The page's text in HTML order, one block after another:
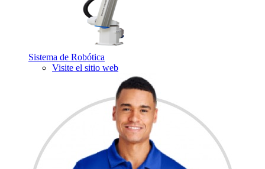
Sistema de Robótica
Visite el sitio web